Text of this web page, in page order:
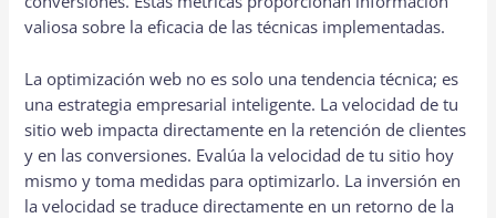
valiosa sobre la eficacia de las técnicas implementadas.
La optimización web no es solo una tendencia técnica; es
una estrategia empresarial inteligente. La velocidad de tu
sitio web impacta directamente en la retención de clientes
y en las conversiones. Evalúa la velocidad de tu sitio hoy
mismo y toma medidas para optimizarlo. La inversión en
la velocidad se traduce directamente en un retorno de la